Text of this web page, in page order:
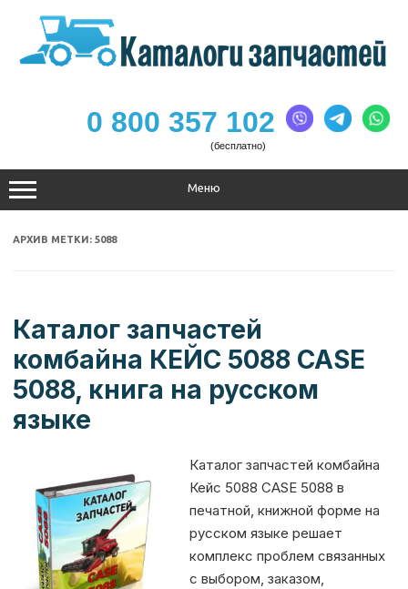
содержимому
0 800 357 102
(бесплатно)
Меню
АРХИВ МЕТКИ: 5088
Каталог запчастей
комбайна КЕЙС 5088 CASE
5088, книга на русском
языке
Каталог запчастей комбайна
Кейс 5088 CASE 5088 в
печатной, книжной форме на
русском языке решает
комплекс проблем связанных
с выбором, заказом,